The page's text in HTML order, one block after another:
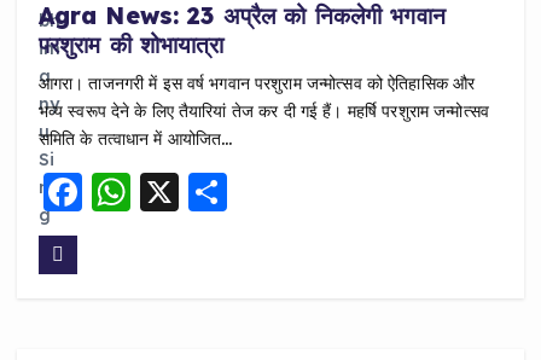
Agra News: 23 अप्रैल को निकलेगी भगवान
परशुराम की शोभायात्रा
आगरा। ताजनगरी में इस वर्ष भगवान परशुराम जन्मोत्सव को ऐतिहासिक और
भव्य स्वरूप देने के लिए तैयारियां तेज कर दी गई हैं। महर्षि परशुराम जन्मोत्सव
समिति के तत्वाधान में आयोजित…
F WX S